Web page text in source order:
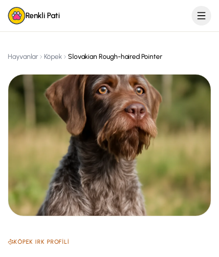
Renkli Pati
Hayvanlar Köpek Slovakian Rough-haired Pointer
KÖPEK IRK PROFILI